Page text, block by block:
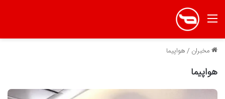
منو
مخبران /هواپیما
هواپیما